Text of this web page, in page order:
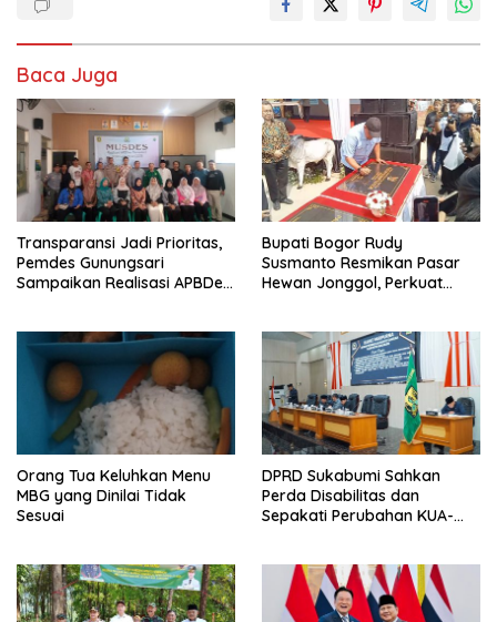
o
o
k
o
n
Baca Juga
Transparansi Jadi Prioritas,
Pemdes Gunungsari
Sampaikan Realisasi APBDes
Bupati Bogor Rudy
Susmanto Resmikan Pasar
Hewan Jonggol, Perkuat
Orang Tua Keluhkan Menu
MBG yang Dinilai Tidak
Sesuai
DPRD Sukabumi Sahkan
Perda Disabilitas dan
Sepakati Perubahan KUA-